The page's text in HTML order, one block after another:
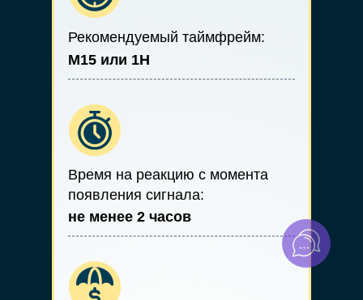
Рекомендуемый таймфрейм:
М15 или 1Н
Время на реакцию с момента
появления сигнала:
не менее 2 часов